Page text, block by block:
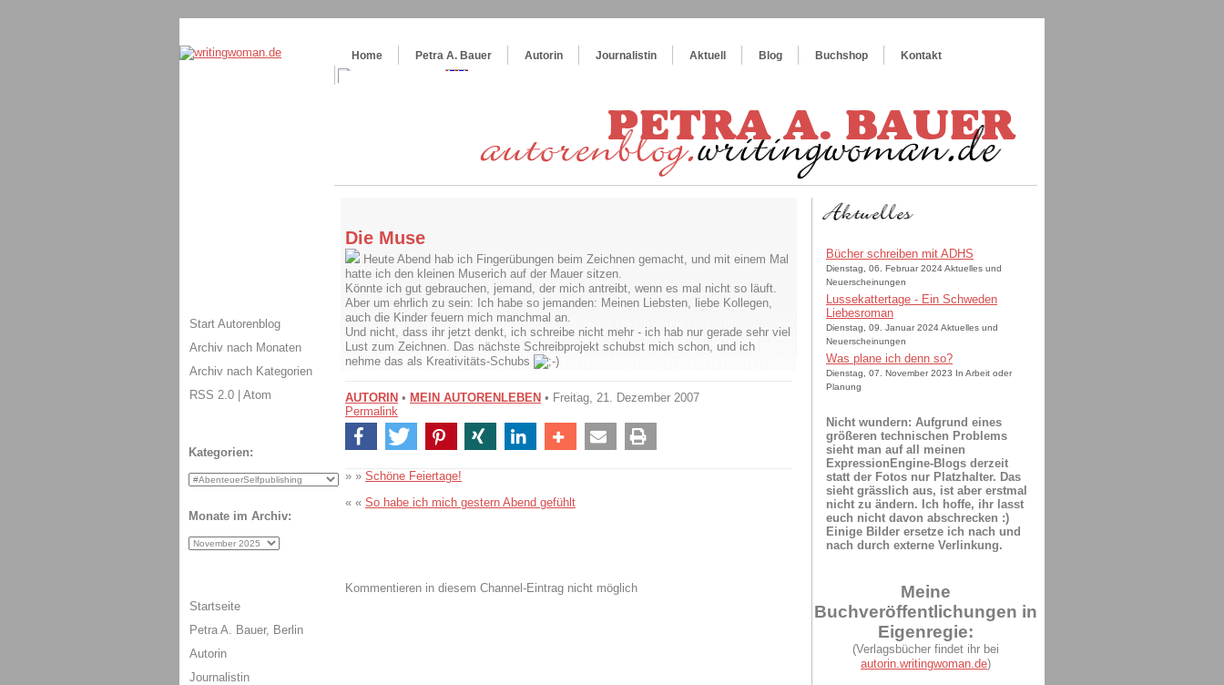
Home
Petra A. Bauer Autorin Journalistin Aktuell Blog Buchshop Kontakt
Die Muse
Heute Abend hab ich Fingerübungen beim Zeichnen gemacht, und mit einem Mal
hatte ich den kleinen Muserich auf der Mauer sitzen.
Könnte ich gut gebrauchen, jemand, der mich antreibt, wenn es mal nicht so läuft.
Aber um ehrlich zu sein: Ich habe so jemanden: Meinen Liebsten, liebe Kollegen,
auch die Kinder feuern mich manchmal an.
Und nicht, dass ihr jetzt denkt, ich schreibe nicht mehr - ich hab nur gerade sehr viel
Lust zum Zeichnen. Das nächste Schreibprojekt schubst mich schon, und ich
nehme das als Kreativitäts-Schubs
AUTORIN • MEIN AUTORENLEBEN • Freitag, 21. Dezember 2007
Permalink
» » Schöne Feiertage!
« « So habe ich mich gestern Abend gefühlt
Kommentieren in diesem Channel-Eintrag nicht möglich
Bücher schreiben mit ADHS
Dienstag, 06. Februar 2024 Aktuelles und
Neuerscheinungen
Lussekattertage - Ein Schweden
Liebesroman
Dienstag, 09. Januar 2024 Aktuelles und
Neuerscheinungen
Was plane ich denn so?
Dienstag, 07. November 2023 In Arbeit oder
Planung
Nicht wundern: Aufgrund eines
größeren technischen Problems
sieht man auf all meinen
ExpressionEngine-Blogs derzeit
statt der Fotos nur Platzhalter. Das
sieht grässlich aus, ist aber erstmal
nicht zu ändern. Ich hoffe, ihr lasst
euch nicht davon abschrecken :)
Einige Bilder ersetze ich nach und
nach durch externe Verlinkung.
Meine
Buchveröffentlichungen in
Eigenregie:
(Verlagsbücher findet ihr bei
autorin.writingwoman.de)
Start Autorenblog
Archiv nach Monaten
Archiv nach Kategorien
RSS 2.0 | Atom
Kategorien:
Monate im Archiv:
Startseite
Petra A. Bauer, Berlin
Autorin
Journalistin